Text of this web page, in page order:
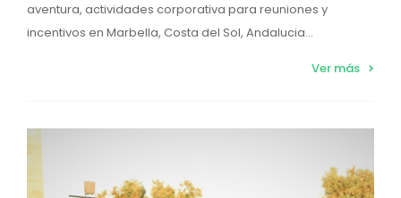
aventura, actividades corporativa para reuniones y
incentivos en Marbella, Costa del Sol, Andalucia...
Ver más